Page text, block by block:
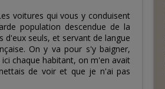
voitures qui vous y conduisent
population descendue de la
seuls, et servant de langue
On y va pour s'y baigner,
chaque habitant, on m'en avait
de voir et que je n'ai pas